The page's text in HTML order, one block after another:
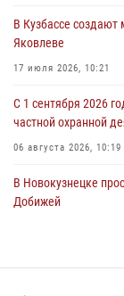
Росгвардейцы
новокузнечанку от
06 августа 2026, 07:16
В Кузбассе создают
Яковлеве
17 июля 2026, 10:21
С 1 сентября 2026
частной охранной
06 августа 2026, 10:19
В Новокузнецке
Добижей